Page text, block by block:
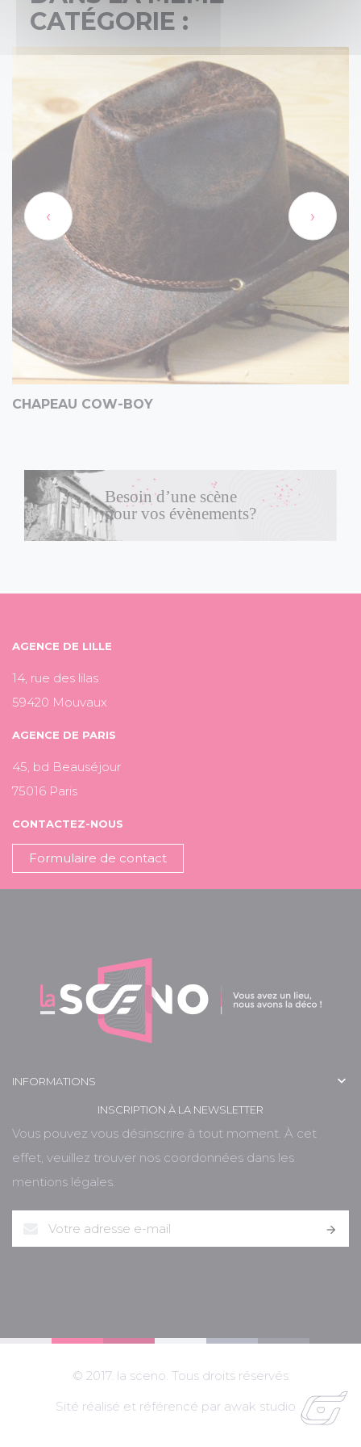
CATÉGORIE :
CHAPEAU COW-BOY
‹ ›
Besoin d’une scène
pour vos évènements?
AGENCE DE LILLE
14, rue des lilas
59420 Mouvaux
AGENCE DE PARIS
45, bd Beauséjour
75016 Paris
CONTACTEZ-NOUS
Formulaire de contact
INFORMATIONS 
INSCRIPTION À LA NEWSLETTER
Vous pouvez vous désinscrire à tout moment. À cet
effet, veuillez trouver nos coordonnées dans les
mentions légales.

© 2017. la sceno. Tous droits réservés
Sité réalisé et référencé par awak studio